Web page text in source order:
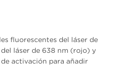
fluorescentes del láser de
láser de 638 nm (rojo) y
activación para añadir